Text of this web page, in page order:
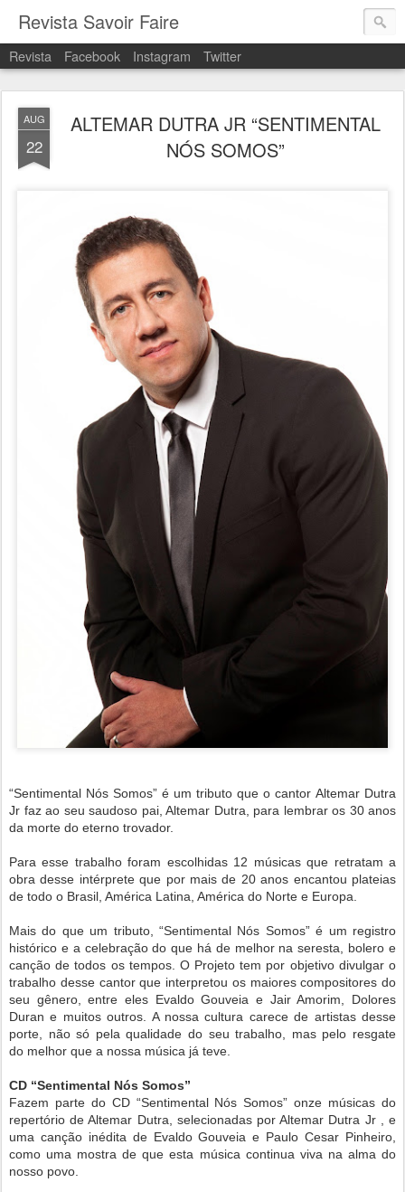
Revista Savoir Faire
Revista Facebook Instagram Twitter
AUG
22
ALTEMAR DUTRA JR “SENTIMENTAL
NÓS SOMOS”
“Sentimental Nós Somos” é um tributo que o cantor Altemar Dutra
Jr faz ao seu saudoso pai, Altemar Dutra, para lembrar os 30 anos
da morte do eterno trovador.
Para esse trabalho foram escolhidas 12 músicas que retratam a
obra desse intérprete que por mais de 20 anos encantou plateias
de todo o Brasil, América Latina, América do Norte e Europa.
Mais do que um tributo, “Sentimental Nós Somos” é um registro
histórico e a celebração do que há de melhor na seresta, bolero e
canção de todos os tempos. O Projeto tem por objetivo divulgar o
trabalho desse cantor que interpretou os maiores compositores do
seu gênero, entre eles Evaldo Gouveia e Jair Amorim, Dolores
Duran e muitos outros. A nossa cultura carece de artistas desse
porte, não só pela qualidade do seu trabalho, mas pelo resgate
do melhor que a nossa música já teve.
CD “Sentimental Nós Somos”
Fazem parte do CD “Sentimental Nós Somos” onze músicas do
repertório de Altemar Dutra, selecionadas por Altemar Dutra Jr , e
uma canção inédita de Evaldo Gouveia e Paulo Cesar Pinheiro,
como uma mostra de que esta música continua viva na alma do
nosso povo.